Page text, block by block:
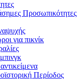
Προσωπικότητες
για πικνίκ
Περίοδος